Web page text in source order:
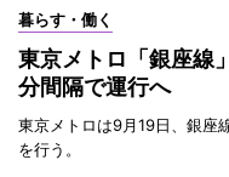
暮らす・働く
東京メトロ「銀座
分間隔で運行へ
東京メトロは9月19日、銀座
を行う。